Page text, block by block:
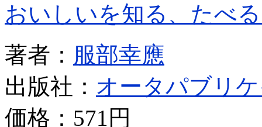
おいしいを知る、たべ
著者： 服部幸應
出版社： オータパブリ
価格： 571円